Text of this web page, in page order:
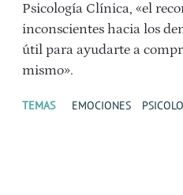
Psicología Clínica, «el
inconscientes hacia los
útil para ayudarte a
mismo».
TEMAS EMOCIONES